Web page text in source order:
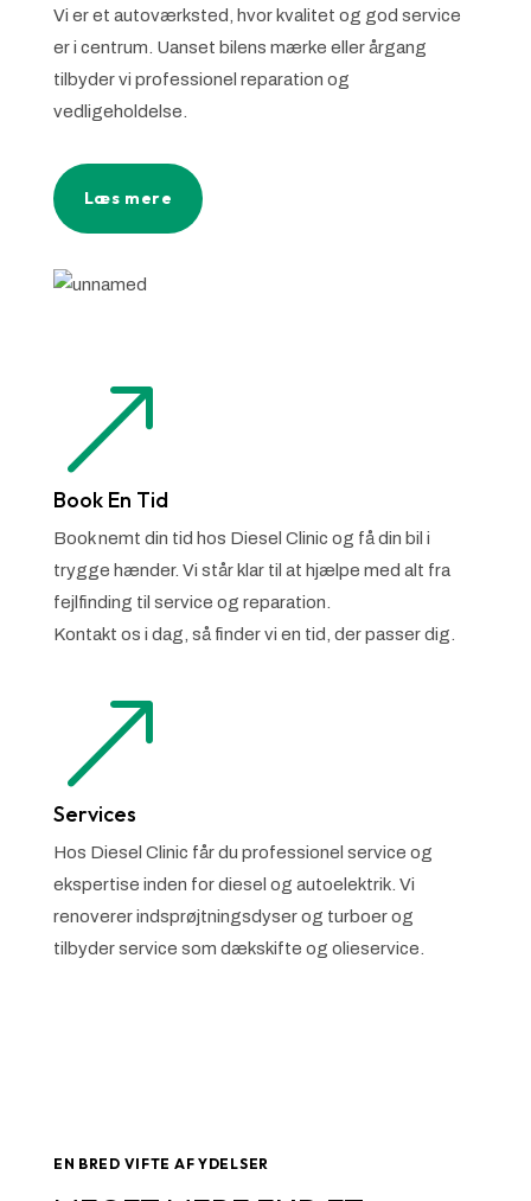
Vi er et autoværksted, hvor kvalitet og god service
er i centrum. Uanset bilens mærke eller årgang
tilbyder vi professionel reparation og
vedligeholdelse.
Læs mere
&
Book En Tid
Book nemt din tid hos Diesel Clinic og få din bil i
trygge hænder. Vi står klar til at hjælpe med alt fra
fejlfinding til service og reparation.
Kontakt os i dag, så finder vi en tid, der passer dig.
&
Services
Hos Diesel Clinic får du professionel service og
ekspertise inden for diesel og autoelektrik. Vi
renoverer indsprøjtningsdyser og turboer og
tilbyder service som dækskifte og olieservice.
EN BRED VIFTE AF YDELSER